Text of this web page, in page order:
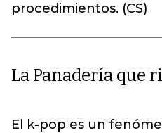
procedimientos. (CS)
La Panadería que
El k-pop es un